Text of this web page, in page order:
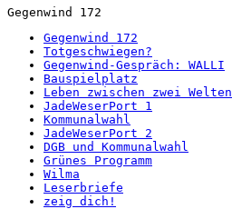
Gegenwind 172
Gegenwind 172
Totgeschwiegen?
Gegenwind-Gespräch: WALLI
Bauspielplatz
Leben zwischen zwei Welten
JadeWeserPort 1
Kommunalwahl
JadeWeserPort 2
DGB und Kommunalwahl
Grünes Programm
Wilma
Leserbriefe
zeig dich!